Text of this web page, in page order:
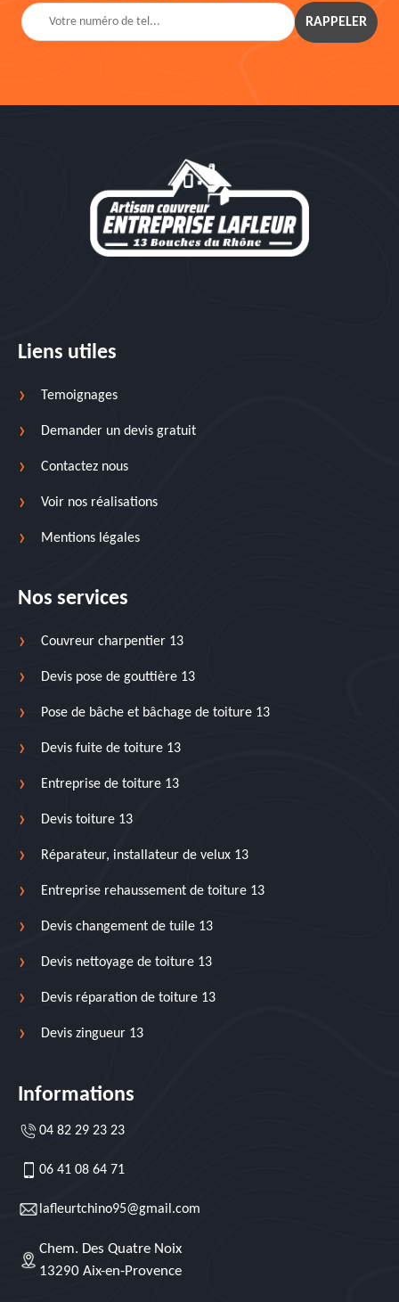
Liens utiles
Temoignages
Demander un devis gratuit
Contactez nous
Voir nos réalisations
Mentions légales
Nos services
Couvreur charpentier 13
Devis pose de gouttière 13
Pose de bâche et bâchage de toiture 13
Devis fuite de toiture 13
Entreprise de toiture 13
Devis toiture 13
Réparateur, installateur de velux 13
Entreprise rehaussement de toiture 13
Devis changement de tuile 13
Devis nettoyage de toiture 13
Devis réparation de toiture 13
Devis zingueur 13
Informations
04 82 29 23 23
06 41 08 64 71
lafleurtchino95@gmail.com
Chem. Des Quatre Noix
13290 Aix-en-Provence